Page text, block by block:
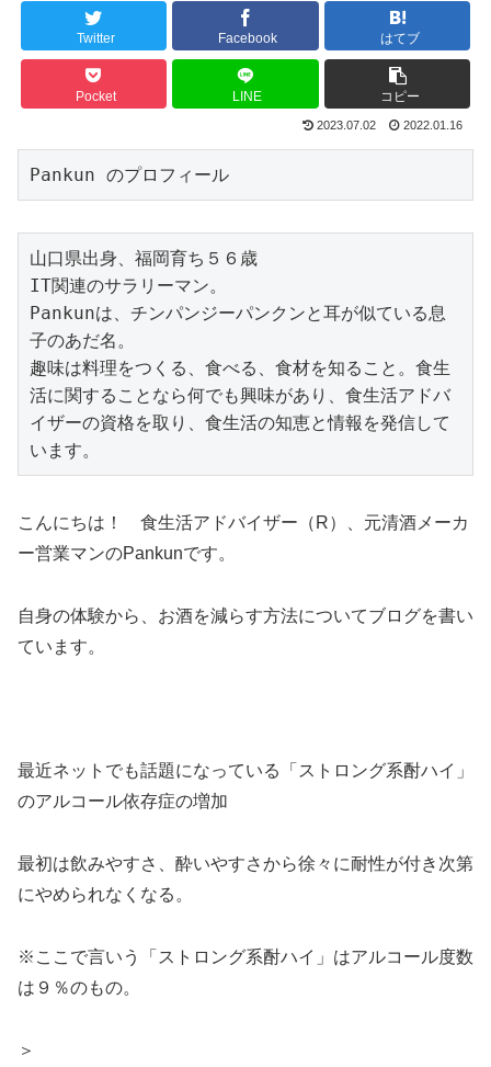
Twitter Facebook はてブ
Pocket LINE コピー
2023.07.02 2022.01.16
Pankun のプロフィール
山口県出身、福岡育ち５６歳
IT関連のサラリーマン。
Pankunは、チンパンジーパンクンと耳が似ている息
子のあだ名。
趣味は料理をつくる、食べる、食材を知ること。食生
活に関することなら何でも興味があり、食生活アドバ
イザーの資格を取り、食生活の知恵と情報を発信して
こんにちは！ 食生活アドバイザー（R）、元清酒メーカ
ー営業マンのPankunです。
自身の体験から、お酒を減らす方法についてブログを書い
ています。
最近ネットでも話題になっている「ストロング系酎ハイ」
のアルコール依存症の増加
最初は飲みやすさ、酔いやすさから徐々に耐性が付き次第
にやめられなくなる。
※ここで言いう「ストロング系酎ハイ」はアルコール度数
は９％のもの。
＞